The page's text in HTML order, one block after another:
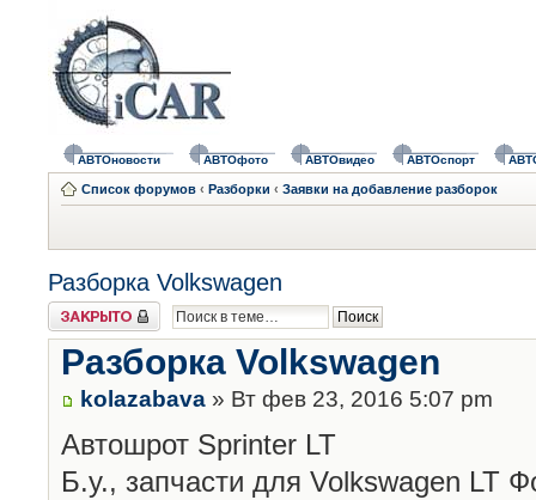
АВТОновости АВТОфото АВТОвидео АВТОспорт
Список форумов ‹ Разборки ‹ Заявки на добавление разборок
Разборка Volkswagen
Закрыто
Разборка Volkswagen
kolazabava » Вт фев 23, 2016 5:07 pm
Автошрот Sprinter LT
Б.у., запчасти для Volkswagen LT